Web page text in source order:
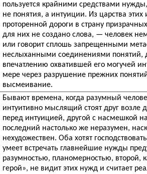
пользуется крайними средствами
не понятия, а интуиции. Из царства этих
проторенной дороги в страну
для них не создано слова, — человек
или говорит сплошь запрещенными
неслыханными соединениями понятий,
впечатлению охватившей его могучей
мере через разрушение прежних
высмеивание.
Бывают времена, когда разумный
интуитивно мыслящий стоят друг возле
перед интуицией, другой с насмешкой
последний настолько же неразумен,
нехудожествен. Оба хотят
умеет встречать главнейшие нужды
разумностью, планомерностью, второй,
герой», не видит этих нужд и считает